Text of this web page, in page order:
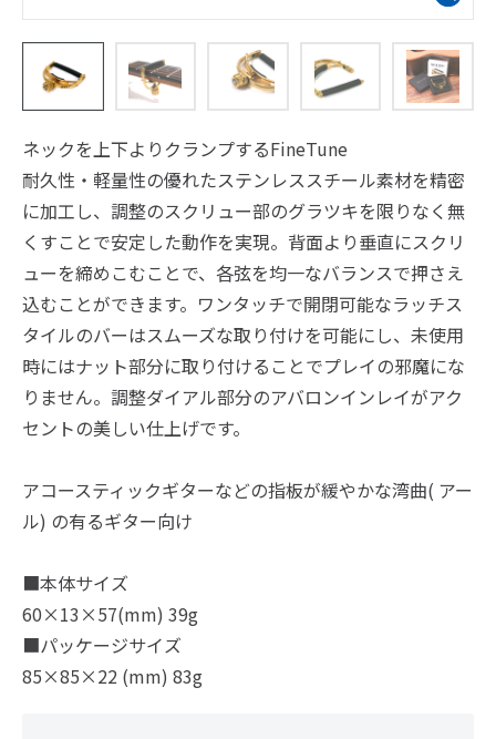
ネックを上下よりクランプするFineTune
耐久性・軽量性の優れたステンレススチール素材を精密
に加工し、調整のスクリュー部のグラツキを限りなく無
くすことで安定した動作を実現。背面より垂直にスクリ
ューを締めこむことで、各弦を均一なバランスで押さえ
込むことができます。ワンタッチで開閉可能なラッチス
タイルのバーはスムーズな取り付けを可能にし、未使用
時にはナット部分に取り付けることでプレイの邪魔にな
りません。調整ダイアル部分のアバロンインレイがアク
セントの美しい仕上げです。
アコースティックギターなどの指板が緩やかな湾曲( アー
ル) の有るギター向け
■本体サイズ
60×13×57(mm) 39g
■パッケージサイズ
85×85×22 (mm) 83g